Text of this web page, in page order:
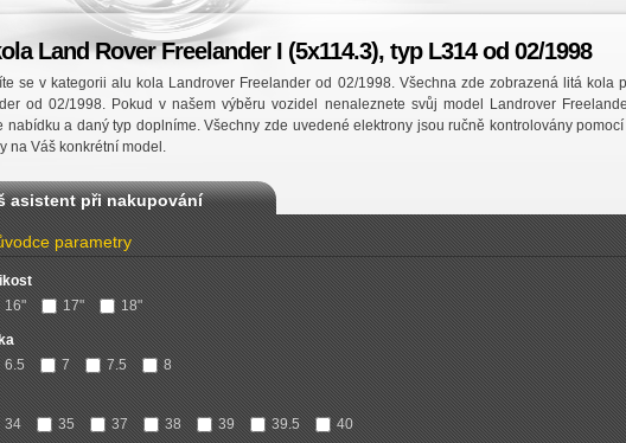
Land Rover Freelander I (5x114.3), typ L314 od 02/1998
se v kategorii alu kola Landrover Freelander od 02/1998. Všechna zde zobrazená litá kola
od 02/1998. Pokud v našem výběru vozidel nenaleznete svůj model Landrover
nabídku a daný typ doplníme. Všechny zde uvedené elektrony jsou ručně kontrolovány
na Váš konkrétní model.
asistent při nakupování
parametry
16"
17" 18"
6.5
7 7.5 8
34
35 37 38 39 39.5 40